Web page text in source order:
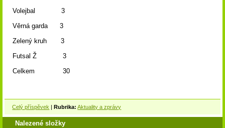
Volejbal 3
Věrná garda 3
Zelený kruh 3
Futsal Ž 3
Celkem 30
Celý příspěvek |Rubrika: Aktuality a zprávy
Nalezené složky